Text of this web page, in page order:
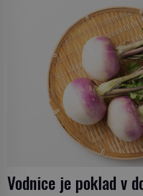
adrese 18 Rue Louis Vuitton,
roce 1869. […]
Vodnice je poklad v